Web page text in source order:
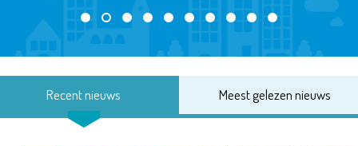
Recent nieuws Meest gelezen nieuws